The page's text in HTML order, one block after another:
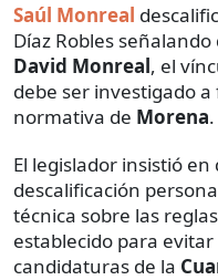
Saúl Monreal
Díaz Robles
David Monreal, el
debe ser investigado
normativa de Morena.
El legislador insistió
descalificación
técnica sobre las
establecido para
candidaturas de la